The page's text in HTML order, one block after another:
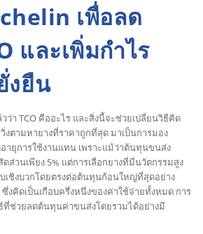
เพื่อลด
และเพิ่มกำไร
งยืน
ว่า TCO คืออะไร และสิ่งนี้จะช่วยเปลี่ยนวิธีคิด
งตามหายางที่ราคาถูกที่สุด มาเป็นการมอง
ยุการใช้งานแทน เพราะแม้ว่าต้นทุนขนส่ง
ส่วนเพียง 5% แต่การเลือกยางที่มีนวัตกรรมสูง
เชิงบวกโดยตรงต่อต้นทุนก้อนใหญ่ที่สุดอย่าง
งคิดเป็นเกือบครึ่งหนึ่งของค่าใช้จ่ายทั้งหมด การ
ที่ช่วยลดต้นทุนค่าขนส่งโดยรวมได้อย่างมี